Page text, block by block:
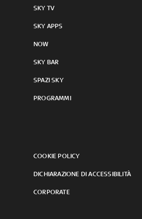
SKY TV
SKY APPS
NOW
SKY BAR
SPAZI SKY
PROGRAMMI
COOKIE POLICY
DICHIARAZIONE DI ACCESSIBILITÀ
CORPORATE